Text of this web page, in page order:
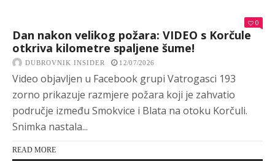
0
Dan nakon velikog požara: VIDEO s Korčule
otkriva kilometre spaljene šume!
DUBROVNIK INSIDER 12/07/2026
Video objavljen u Facebook grupi Vatrogasci 193
zorno prikazuje razmjere požara koji je zahvatio
područje između Smokvice i Blata na otoku Korčuli.
Snimka nastala...
READ MORE